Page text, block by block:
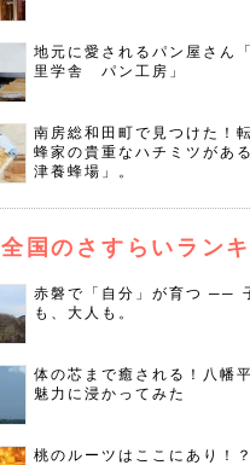
地元に愛されるパン屋さん
里学舎 パン工房」
南房総和田町で見つけた！
蜂家の貴重なハチミツがあ
津養蜂場」。
全国のさすらいラン
赤磐で「自分」が育つ ──
も、大人も。
体の芯まで癒される！八幡
魅力に浸かってみた
桃のルーツはここにあり！